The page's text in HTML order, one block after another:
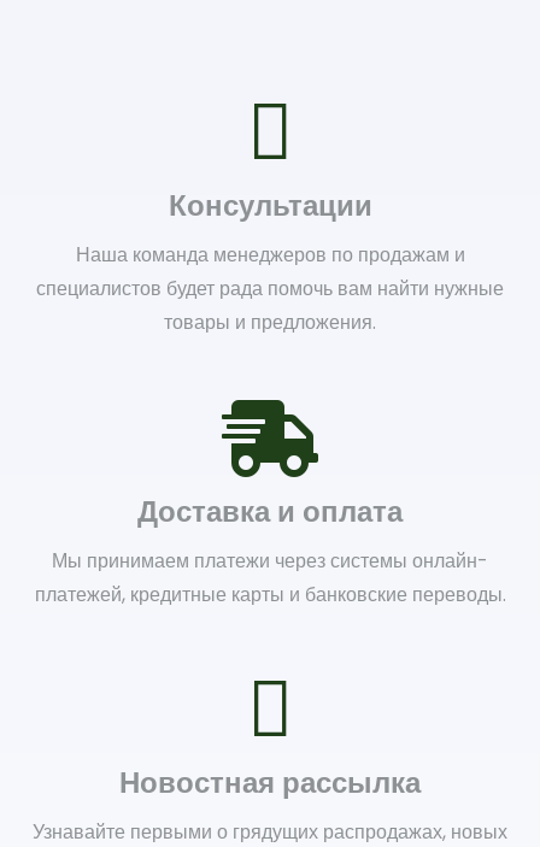
Консультации
Наша команда менеджеров по продажам и
специалистов будет рада помочь вам найти нужные
товары и предложения.
Доставка и оплата
Мы принимаем платежи через системы онлайн-
платежей, кредитные карты и банковские переводы.
Новостная рассылка
Узнавайте первыми о грядущих распродажах, новых